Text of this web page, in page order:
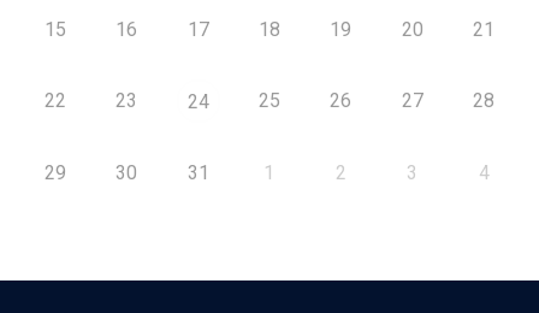
15 16 17 18 19 20 21
22 23 24 25 26 27 28
29 30 31 1 2 3 4